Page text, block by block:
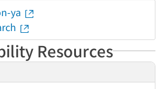
ya
Resources